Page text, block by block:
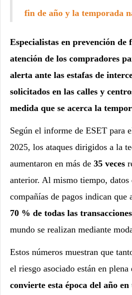
fin de año y la temporada
Especialistas en prevención de
atención de los compradores
alerta ante las estafas de
solicitados en las calles y
medida que se acerca la
Según el informe de ESET para
2025, los ataques dirigidos a la
aumentaron en más de 35 veces
anterior. Al mismo tiempo, datos
compañías de pagos indican que
70 % de todas las
mundo se realizan mediante
Estos números muestran que
el riesgo asociado están en plena
convierte esta época del año